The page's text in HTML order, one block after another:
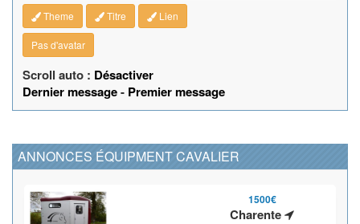
Theme Titre Lien
Pas d'avatar
Scroll auto : Désactiver
Dernier message- Premier message
ANNONCES ÉQUIPMENT CAVALIER
1500€
Charente